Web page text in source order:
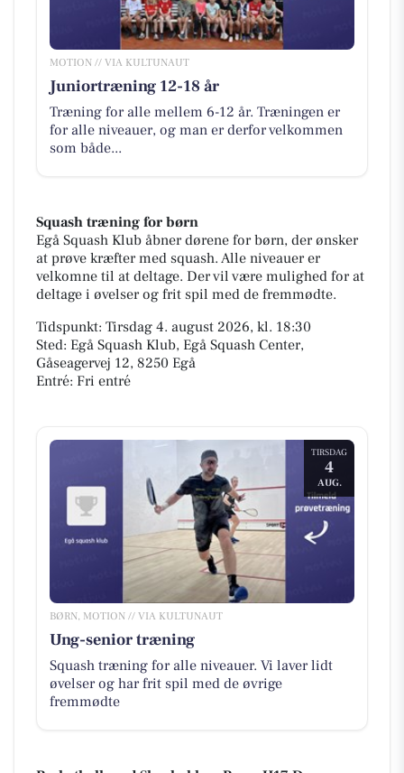
MOTION // VIA KULTUNAUT
Juniortræning 12-18 år
Træning for alle mellem 6-12 år. Træningen er
for alle niveauer, og man er derfor velkommen
som både...
Squash træning for børn
Egå Squash Klub åbner dørene for børn, der ønsker
at prøve kræfter med squash. Alle niveauer er
velkomne til at deltage. Der vil være mulighed for at
deltage i øvelser og frit spil med de fremmødte.
Tidspunkt: Tirsdag 4. august 2026, kl. 18:30
Sted: Egå Squash Klub, Egå Squash Center,
Gåseagervej 12, 8250 Egå
Entré: Fri entré
TIRSDAG
4
AUG.
BØRN, MOTION // VIA KULTUNAUT
Ung-senior træning
Squash træning for alle niveauer. Vi laver lidt
øvelser og har frit spil med de øvrige
fremmødte